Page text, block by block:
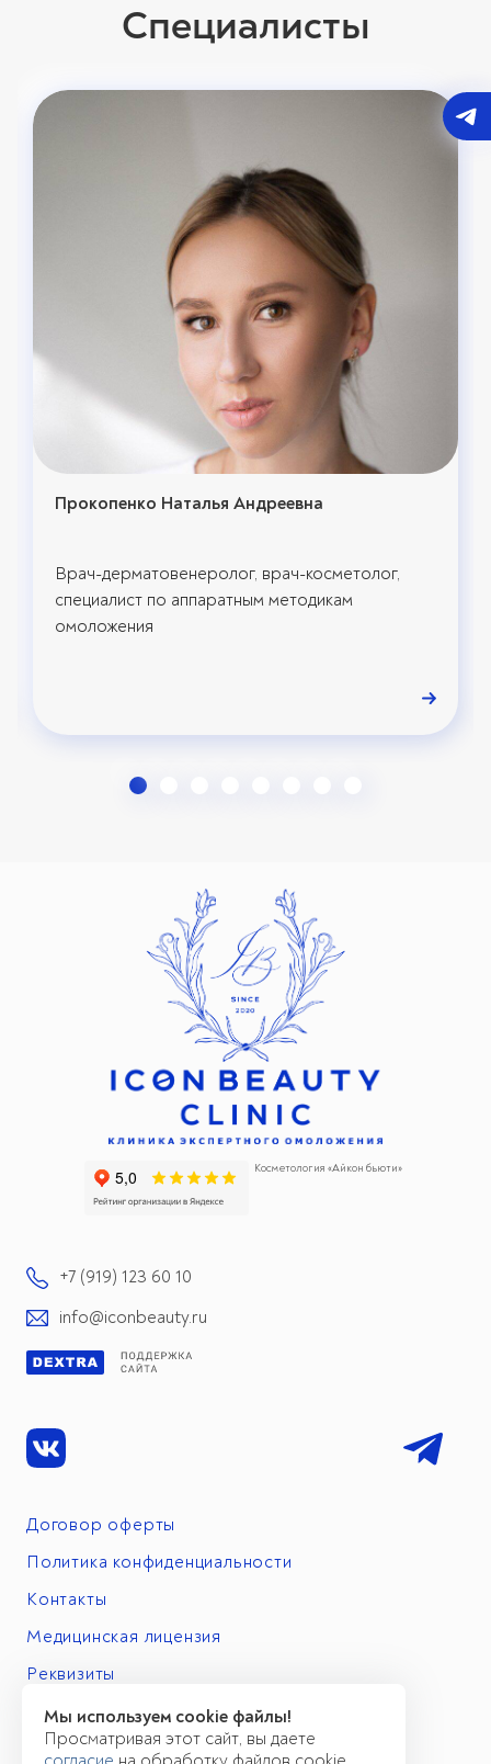
Специалисты
Прокопенко Наталья Андреевна
Врач-дерматовенеролог, врач-косметолог,
специалист по аппаратным методикам
омоложения
Договор оферты
Политика конфиденциальности
Контакты
Медицинская лицензия
Реквизиты
Косметология «Айкон бьюти»
+7 (919) 123 60 10
info@iconbeauty.ru
Мы используем cookie файлы!
Просматривая этот сайт, вы даете